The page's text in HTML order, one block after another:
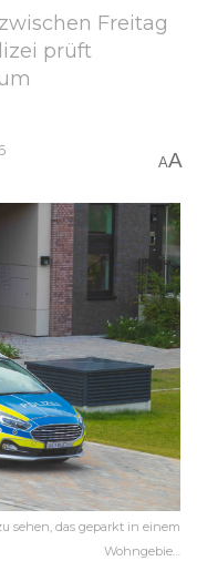
Freitag
prüft
AA
sehen, das geparkt in einem
Wohngebie…